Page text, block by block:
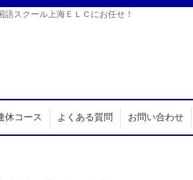
スクール上海ＥＬＣにお任せ！
休コース よくある質問 お問い合わせ